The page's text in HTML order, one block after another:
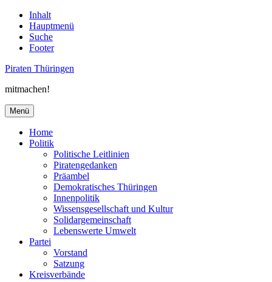
Inhalt
Hauptmenü
Suche
Footer
Piraten Thüringen
mitmachen!
Menü
Home
Politik
Politische Leitlinien
Piratengedanken
Präambel
Demokratisches Thüringen
Innenpolitik
Wissensgesellschaft und Kultur
Solidargemeinschaft
Lebenswerte Umwelt
Partei
Vorstand
Satzung
Kreisverbände